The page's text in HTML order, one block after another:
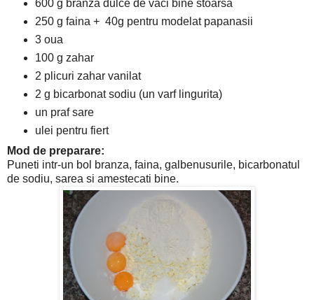
600 g branza dulce de vaci bine stoarsa
250 g faina + 40g pentru modelat papanasii
3 oua
100 g zahar
2 plicuri zahar vanilat
2 g bicarbonat sodiu (un varf lingurita)
un praf sare
ulei pentru fiert
Mod de preparare:
Puneti intr-un bol branza, faina, galbenusurile, bicarbonatul
de sodiu, sarea si amestecati bine.